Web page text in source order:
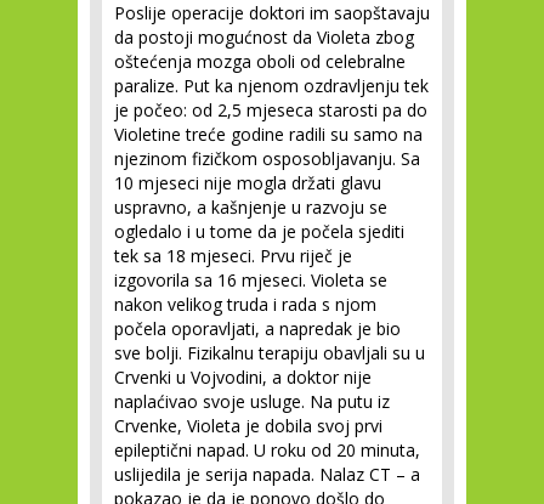
Poslije operacije doktori im saopštavaju
da postoji mogućnost da Violeta zbog
oštećenja mozga oboli od celebralne
paralize. Put ka njenom ozdravljenju tek
je počeo: od 2,5 mjeseca starosti pa do
Violetine treće godine radili su samo na
njezinom fizičkom osposobljavanju. Sa
10 mjeseci nije mogla držati glavu
uspravno, a kašnjenje u razvoju se
ogledalo i u tome da je počela sjediti
tek sa 18 mjeseci. Prvu riječ je
izgovorila sa 16 mjeseci. Violeta se
nakon velikog truda i rada s njom
počela oporavljati, a napredak je bio
sve bolji. Fizikalnu terapiju obavljali su u
Crvenki u Vojvodini, a doktor nije
naplaćivao svoje usluge. Na putu iz
Crvenke, Violeta je dobila svoj prvi
epileptični napad. U roku od 20 minuta,
uslijedila je serija napada. Nalaz CT – a
pokazao je da je ponovo došlo do